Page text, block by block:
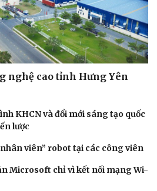
nghệ cao tỉnh Hưng Yên
KHCN và đổi mới sáng tạo quốc
lược
viên” robot tại các công viên
Microsoft chỉ vì kết nối mạng Wi-